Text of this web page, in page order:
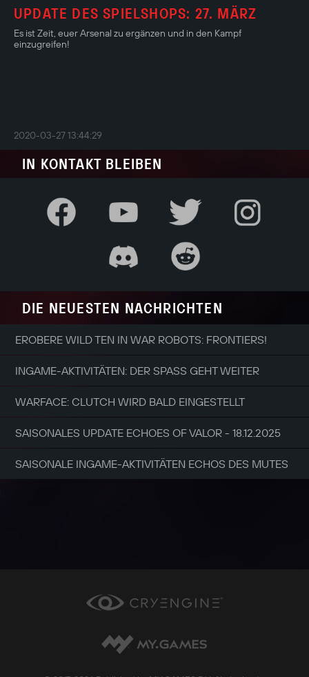
UPDATE DES SPIELSHOPS: 27. MÄRZ
Es ist Zeit, euer Arsenal zu ergänzen und in den Kampf
einzugreifen!
2020-03-27 13:44:29
IN KONTAKT BLEIBEN
DIE NEUESTEN NACHRICHTEN
EROBERE WILD TEN IN WAR ROBOTS: FRONTIERS!
INGAME-AKTIVITÄTEN: DER SPASS GEHT WEITER
WARFACE: CLUTCH WIRD BALD EINGESTELLT
SAISONALES UPDATE ECHOES OF VALOR - 18.12.2025
SAISONALE INGAME-AKTIVITÄTEN ECHOS DES MUTES